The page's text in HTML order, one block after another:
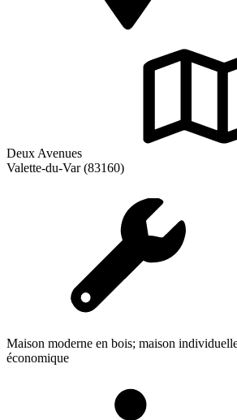
Deux Avenues
Valette-du-Var (83160)
Maison moderne en bois; maison
économique